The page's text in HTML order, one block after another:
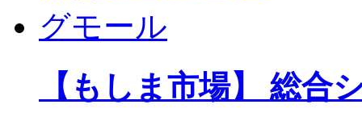
【もしま市場】 総合